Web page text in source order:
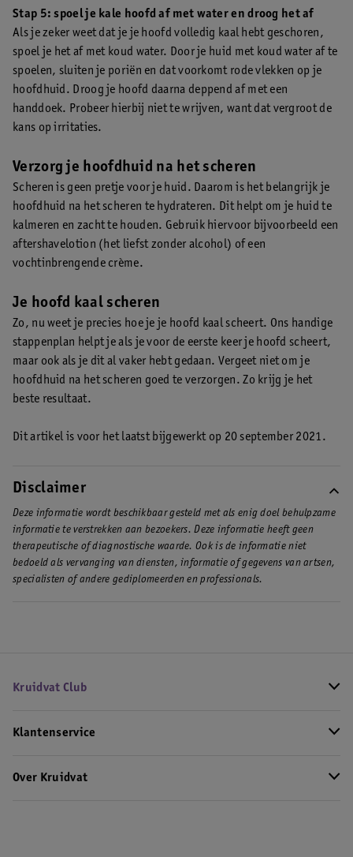
Stap 5: spoel je kale hoofd af met water en droog het af
Als je zeker weet dat je je hoofd volledig kaal hebt geschoren,
spoel je het af met koud water. Door je huid met koud water af te
spoelen, sluiten je poriën en dat voorkomt rode vlekken op je
hoofdhuid. Droog je hoofd daarna deppend af met een
handdoek. Probeer hierbij niet te wrijven, want dat vergroot de
kans op irritaties.
Verzorg je hoofdhuid na het scheren
Scheren is geen pretje voor je huid. Daarom is het belangrijk je
hoofdhuid na het scheren te hydrateren. Dit helpt om je huid te
kalmeren en zacht te houden. Gebruik hiervoor bijvoorbeeld een
aftershavelotion (het liefst zonder alcohol) of een
vochtinbrengende crème.
Je hoofd kaal scheren
Zo, nu weet je precies hoe je je hoofd kaal scheert. Ons handige
stappenplan helpt je als je voor de eerste keer je hoofd scheert,
maar ook als je dit al vaker hebt gedaan. Vergeet niet om je
hoofdhuid na het scheren goed te verzorgen. Zo krijg je het
beste resultaat.
Dit artikel is voor het laatst bijgewerkt op 20 september 2021.
Disclaimer
Deze informatie wordt beschikbaar gesteld met als enig doel behulpzame
informatie te verstrekken aan bezoekers. Deze informatie heeft geen
therapeutische of diagnostische waarde. Ook is de informatie niet
bedoeld als vervanging van diensten, informatie of gegevens van artsen,
specialisten of andere gediplomeerden en professionals.
Kruidvat Club
Klantenservice
Over Kruidvat